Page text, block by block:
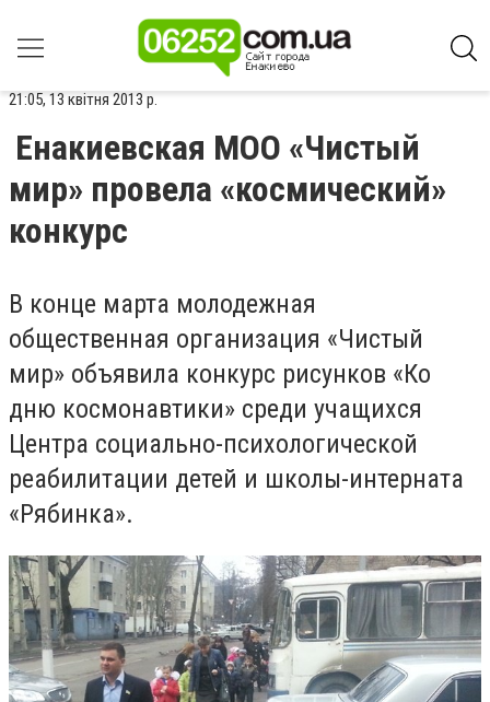
21:05, 13 квітня 2013 р.
Енакиевская МОО «Чистый
мир» провела «космический»
конкурс
В конце марта молодежная
общественная организация «Чистый
мир» объявила конкурс рисунков «Ко
дню космонавтики» среди учащихся
Центра социально-психологической
реабилитации детей и школы-интерната
«Рябинка».